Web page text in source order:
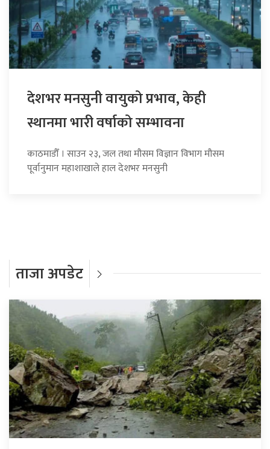
देशभर मनसुनी वायुको प्रभाव, केही
स्थानमा भारी वर्षाको सम्भावना
काठमाडौँ । साउन २३, जल तथा मौसम विज्ञान विभाग मौसम
पूर्वानुमान महाशाखाले हाल देशभर मनसुनी
ताजा अपडेट